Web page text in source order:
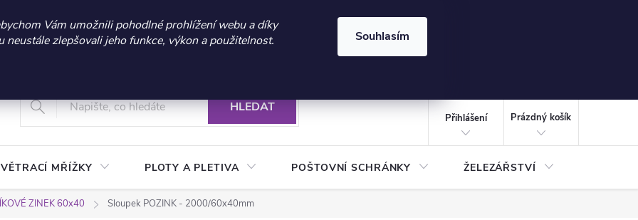
sleva 300 Kč při nákupu nad 3.000 Kč | Platnost do 21.9.2026 ⏰ | Kód: LÉTO2026
Vám umožnili pohodlné prohlížení webu a díky
neustále zlepšovali jeho funkce, výkon a použitelnost.
Souhlasím
+420 604 269 200
Vrácení a reklamace zboží Podmínky ochrany osobních údajů
HLEDAT
Přihlášení
KOŠÍK
Prázdný košík
VĚTRACÍ MŘÍŽKY PLOTY A PLETIVA POŠTOVNÍ SCHRÁNKY ŽELEZÁŘSTVÍ
ZINEK 60x40 Sloupek POZINK - 2000/60x40mm